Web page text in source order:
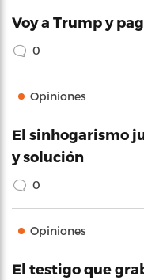
Voy a Trump y
0
Opiniones
El sinhogarismo
y solución
0
Opiniones
El testigo que